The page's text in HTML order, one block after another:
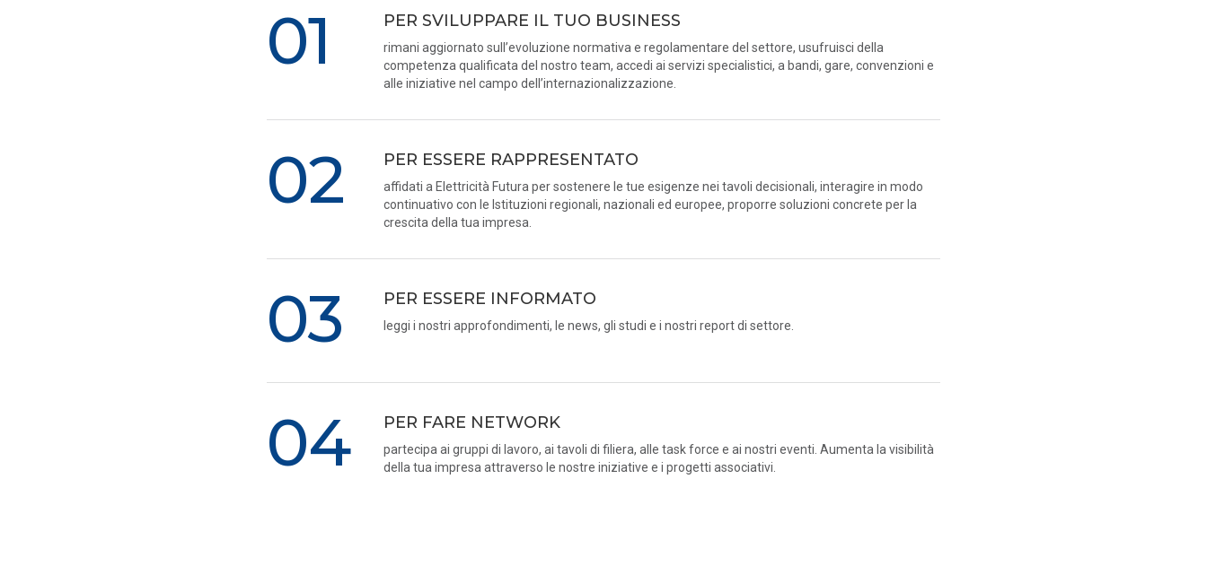
01 PER SVILUPPARE IL TUO BUSINESS
rimani aggiornato sull’evoluzione normativa e regolamentare del settore, usufruisci della
competenza qualificata del nostro team, accedi ai servizi specialistici, a bandi, gare, convenzioni e
alle iniziative nel campo dell’internazionalizzazione.
02 PER ESSERE RAPPRESENTATO
affidati a Elettricità Futura per sostenere le tue esigenze nei tavoli decisionali, interagire in modo
continuativo con le Istituzioni regionali, nazionali ed europee, proporre soluzioni concrete per la
crescita della tua impresa.
03 PER ESSERE INFORMATO
leggi i nostri approfondimenti, le news, gli studi e i nostri report di settore.
04 PER FARE NETWORK
partecipa ai gruppi di lavoro, ai tavoli di filiera, alle task force e ai nostri eventi. Aumenta la visibilità
della tua impresa attraverso le nostre iniziative e i progetti associativi.